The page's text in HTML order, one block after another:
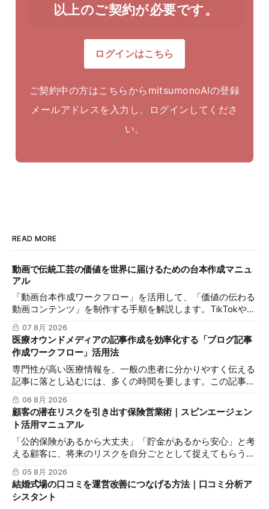
以上のご契約が必要です。
ログインはこちら
ご契約中の方はこちらからmitsumonoAIの登録
メールアドレスを入力し、ログインしてくださ
い。
READ MORE
動画で伝統工芸の価値を世界に届けるための台本作成マニュ
アル
「動画台本作成ワークフロー」を活用して、「価値の伝わる
動画コンテンツ」を制作する手順を解説します。TikTokや
Instagramリールを通じた、国内若年層および海外市場への
効果的な発信を支援します。
07 8月 2026
医療オウンドメディアの記事作成を効率化する「ブログ記事
作成ワークフロー」活用法
専門性が高い医療情報を、一般の患者に分かりやすく伝える
記事に落とし込むには、多くの時間を要します。この記事で
は、mitsumonoAIの「ブログ記事作成ワークフロー」を活用
し、SEOに配慮した質の高いブログ記事を効率的に作成し、
発信力を最大化する方法を解説します。
06 8月 2026
顧客の潜在リスクを引き出す保険営業術｜スピンエージェン
ト活用マニュアル
「公的保険があるから大丈夫」「貯金があるから安心」と考
える顧客に、将来のリスクを自分ごととして捉えてもらうの
は簡単ではありません。この記事では、mitsumonoAIの「ス
ピンエージェント」を活用し、顧客の反論すらも対話の糸口
に変え、納得感を高めて成約に繋げる具体的な3つのステッ
プを解説します。
05 8月 2026
結婚式場の口コミを運営改善につなげる方法｜口コミ分析ア
シスタント